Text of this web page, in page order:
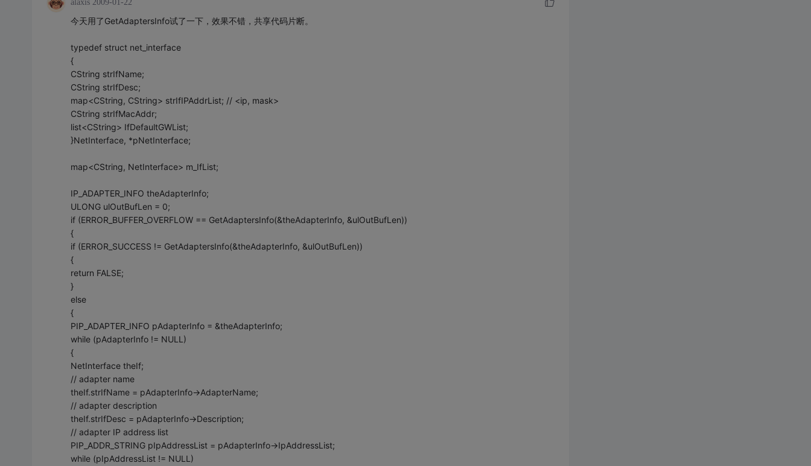
alaxis 2009-01-22
今天用了GetAdaptersInfo试了一下，效果不错，共享代码片断。
typedef struct net_interface
{
CString strIfName;
CString strIfDesc;
map<CString, CString> strIfIPAddrList; // <ip, mask>
CString strIfMacAddr;
list<CString> IfDefaultGWList;
}NetInterface, *pNetInterface;
map<CString, NetInterface> m_IfList;
IP_ADAPTER_INFO theAdapterInfo;
ULONG ulOutBufLen = 0;
if (ERROR_BUFFER_OVERFLOW == GetAdaptersInfo(&theAdapterInfo, &ulOutBufLen))
{
if (ERROR_SUCCESS != GetAdaptersInfo(&theAdapterInfo, &ulOutBufLen))
{
return FALSE;
}
else
{
PIP_ADAPTER_INFO pAdapterInfo = &theAdapterInfo;
while (pAdapterInfo != NULL)
{
NetInterface theIf;
// adapter name
theIf.strIfName = pAdapterInfo->AdapterName;
// adapter description
theIf.strIfDesc = pAdapterInfo->Description;
// adapter IP address list
PIP_ADDR_STRING pIpAddressList = pAdapterInfo->IpAddressList;
while (pIpAddressList != NULL)